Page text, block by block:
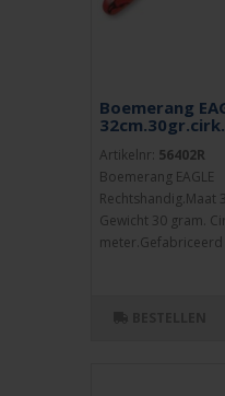
Boemerang
Artikelnr: 56402R
Boemerang EAGLE
Rechtshandig.Maat
Gewicht 30 gram.
meter.Gefabriceerd